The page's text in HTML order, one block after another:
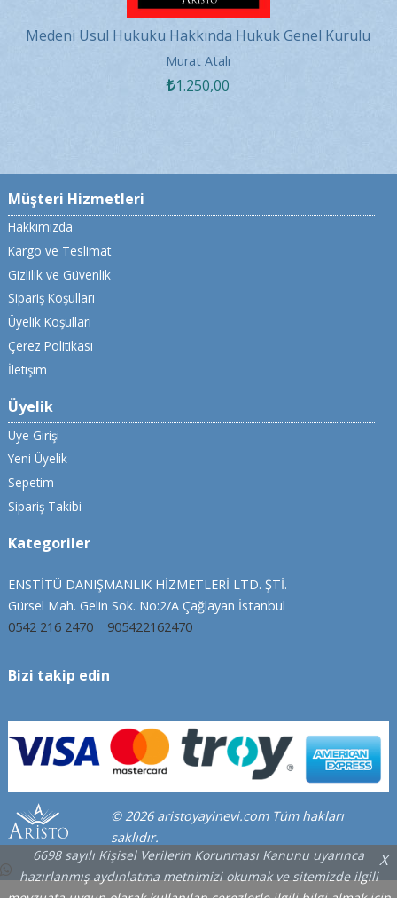
Medeni Usul Hukuku Hakkında Hukuk Genel Kurulu
Kararları 2020
Murat Atalı
1.250,00
Müşteri Hizmetleri
Hakkımızda
Kargo ve Teslimat
Gizlilik ve Güvenlik
Sipariş Koşulları
Üyelik Koşulları
Çerez Politikası
İletişim
Üyelik
Üye Girişi
Yeni Üyelik
Sepetim
Sipariş Takibi
Kategoriler
ENSTİTÜ DANIŞMANLIK HİZMETLERİ LTD. ŞTİ.
Gürsel Mah. Gelin Sok. No:2/A Çağlayan İstanbul
0542 216 2470
905422162470
Bizi takip edin
© 2026 aristoyayinevi.com Tüm hakları
saklıdır.
6698 sayılı Kişisel Verilerin Korunması Kanunu uyarınca
hazırlanmış aydınlatma metnimizi okumak ve sitemizde ilgili
X